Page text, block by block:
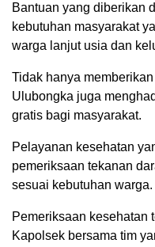
Bantuan yang diberikan
kebutuhan masyarakat
warga lanjut usia dan
Tidak hanya
Ulubongka juga
gratis bagi masyarakat.
Pelayanan kesehatan
pemeriksaan tekanan
sesuai kebutuhan warga.
Pemeriksaan kesehatan
Kapolsek bersama tim